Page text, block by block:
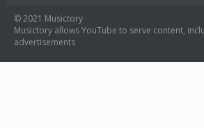
© 2021 Musictory
Musictory allows YouTube to serve content,
advertisements